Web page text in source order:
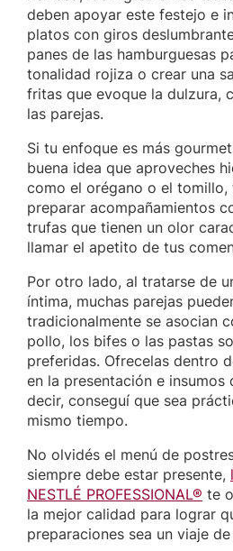
deben apoyar este festejo e
platos con giros
panes de las hamburguesas
tonalidad rojiza o crear una
fritas que evoque la dulzura,
las parejas.
Si tu enfoque es más
buena idea que aproveches
como el orégano o el tomillo,
preparar acompañamientos
trufas que tienen un olor
llamar el apetito de tus
Por otro lado, al tratarse de
íntima, muchas parejas
tradicionalmente se asocian
pollo, los bifes o las pastas
preferidas. Ofrecelas dentro
en la presentación e insumos
decir, conseguí que sea
mismo tiempo.
No olvidés el menú de
siempre debe estar presente,
NESTLÉ PROFESSIONAL® te
la mejor calidad para lograr
preparaciones sea un viaje